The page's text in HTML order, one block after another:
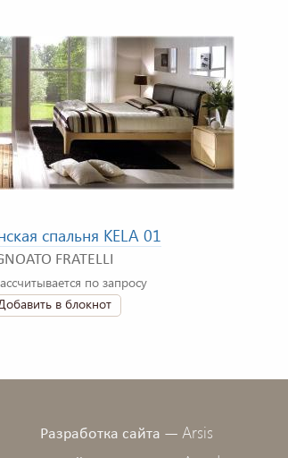
спальня KELA 01
FRATELLI
по запросу
в блокнот
Разработка сайта — Arsis